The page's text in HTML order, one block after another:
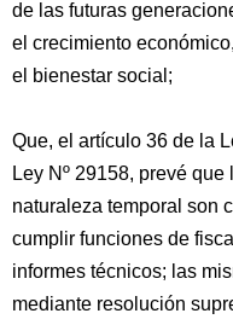
de las futuras
el crecimiento
el bienestar social;
Que, el artículo 36 de la
Ley Nº 29158, prevé
naturaleza temporal son
cumplir funciones de
informes técnicos; las
mediante resolución